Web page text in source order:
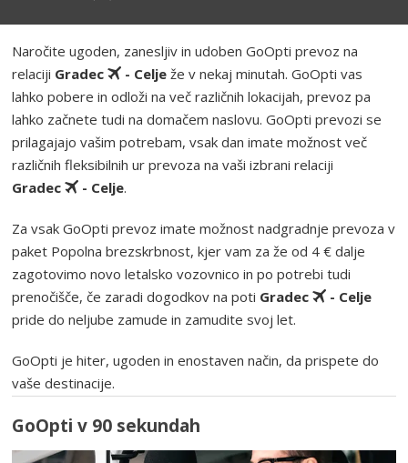
Naročite ugoden, zanesljiv in udoben GoOpti prevoz na
relaciji Gradec - Celje že v nekaj minutah. GoOpti vas
lahko pobere in odloži na več različnih lokacijah, prevoz pa
lahko začnete tudi na domačem naslovu. GoOpti prevozi se
prilagajajo vašim potrebam, vsak dan imate možnost več
različnih fleksibilnih ur prevoza na vaši izbrani relaciji
Gradec
- Celje.
Za vsak GoOpti prevoz imate možnost nadgradnje prevoza v
paket Popolna brezskrbnost, kjer vam za že od 4 € dalje
zagotovimo novo letalsko vozovnico in po potrebi tudi
prenočišče, če zaradi dogodkov na poti Gradec
- Celje
pride do neljube zamude in zamudite svoj let.
GoOpti je hiter, ugoden in enostaven način, da prispete do
vaše destinacije.
GoOpti v 90 sekundah